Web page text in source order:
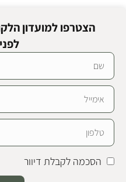
הצטרפו למועדון
הסכמה לקבלת דיוור